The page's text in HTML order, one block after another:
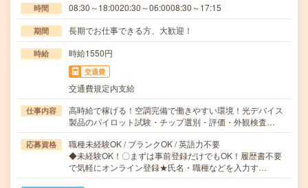
時間 08:30～18:0020:30～06:0008:30～17:15
期間 長期でお仕事できる方、大歓迎！
時給 時給1550円
交通費
交通費規定内支給
仕事内容
高時給で稼げる！空調完備で働きやすい環境！光デバイス
製品のパイロット試験・チップ選別・評価・外観検査…
応募資格
職種未経験OK / ブランクOK / 英語力不要
◆未経験OK！〇まずは事前登録だけでもOK！履歴書不要
で気軽にオンライン登録★氏名・職種などを入力す…